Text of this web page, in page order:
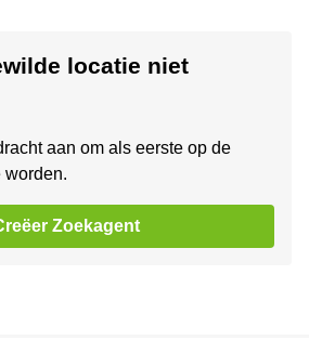
locatie niet
aan om als eerste op de
worden.
Zoekagent